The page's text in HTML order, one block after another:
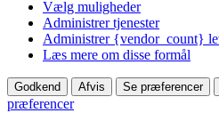
Vælg muligheder
Administrer tjenester
Administrer {vendor_count}
Læs mere om disse formål
Godkend Afvis Se præferencer
præferencer